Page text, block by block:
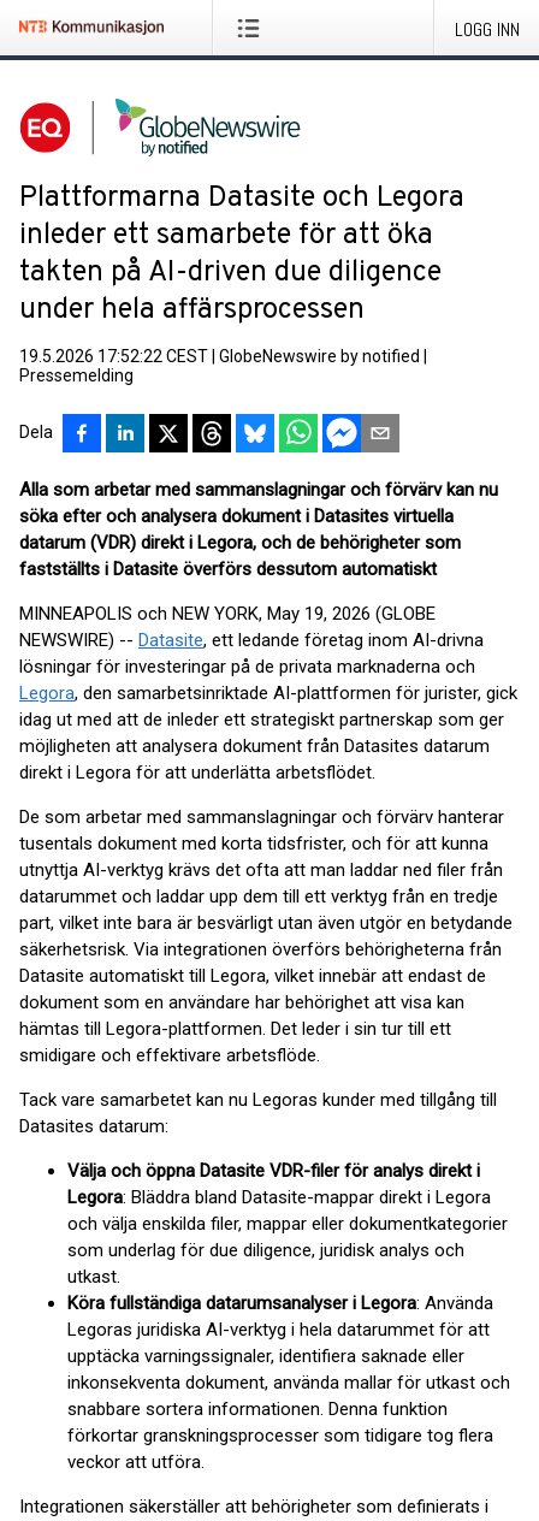
LOGG INN
Plattformarna Datasite och Legora
inleder ett samarbete för att öka
takten på AI-driven due diligence
under hela affärsprocessen
19.5.2026 17:52:22 CEST GlobeNewswire by notified
Pressemelding
Dela
Alla som arbetar med sammanslagningar och förvärv kan nu
söka efter och analysera dokument i Datasites virtuella
datarum (VDR) direkt i Legora, och de behörigheter som
fastställts i Datasite överförs dessutom automatiskt
MINNEAPOLIS och NEW YORK, May 19, 2026 (GLOBE
NEWSWIRE) -- Datasite, ett ledande företag inom AI-drivna
lösningar för investeringar på de privata marknaderna och
Legora, den samarbetsinriktade AI-plattformen för jurister, gick
idag ut med att de inleder ett strategiskt partnerskap som ger
möjligheten att analysera dokument från Datasites datarum
direkt i Legora för att underlätta arbetsflödet.
De som arbetar med sammanslagningar och förvärv hanterar
tusentals dokument med korta tidsfrister, och för att kunna
utnyttja AI-verktyg krävs det ofta att man laddar ned filer från
datarummet och laddar upp dem till ett verktyg från en tredje
part, vilket inte bara är besvärligt utan även utgör en betydande
säkerhetsrisk. Via integrationen överförs behörigheterna från
Datasite automatiskt till Legora, vilket innebär att endast de
dokument som en användare har behörighet att visa kan
hämtas till Legora-plattformen. Det leder i sin tur till ett
smidigare och effektivare arbetsflöde.
Tack vare samarbetet kan nu Legoras kunder med tillgång till
Datasites datarum:
Välja och öppna Datasite VDR-filer för analys direkt i
Legora: Bläddra bland Datasite-mappar direkt i Legora
och välja enskilda filer, mappar eller dokumentkategorier
som underlag för due diligence, juridisk analys och
utkast.
Köra fullständiga datarumsanalyser i Legora: Använda
Legoras juridiska AI-verktyg i hela datarummet för att
upptäcka varningssignaler, identifiera saknade eller
inkonsekventa dokument, använda mallar för utkast och
snabbare sortera informationen. Denna funktion
förkortar granskningsprocesser som tidigare tog flera
veckor att utföra.
Integrationen säkerställer att behörigheter som definierats i